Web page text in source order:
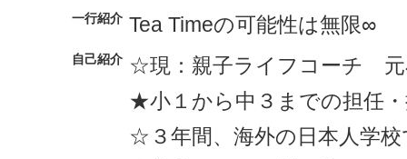
一行紹介 Tea Timeの可能性は無限∞
自己紹介 ☆現：親子ライフコーチ 元
★小１から中３までの担任
☆３年間、海外の日本人学校